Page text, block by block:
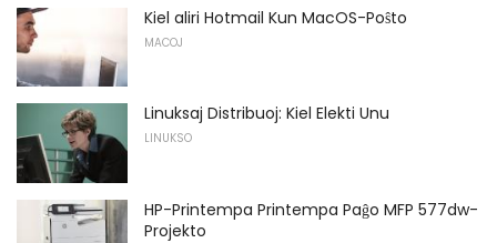
Kiel aliri Hotmail Kun MacOS-Poŝto
MACOJ
Linuksaj Distribuoj: Kiel Elekti Unu
LINUKSO
HP-Printempa Printempa Paĝo MFP 577dw-
Projekto